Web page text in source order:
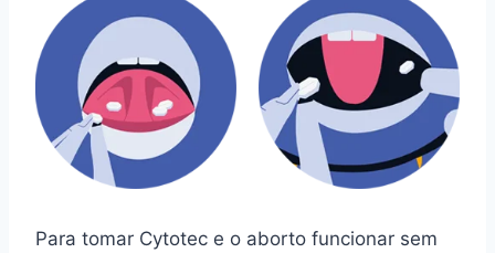
Para tomar Cytotec e o aborto funcionar sem